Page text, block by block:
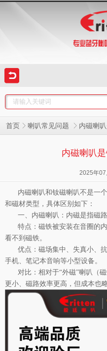
首页 喇叭常见问题 内磁喇
内磁喇叭
2025年
内磁喇叭和钕磁喇叭不是一
和磁材类型，具体区别如下：
一、内磁喇叭：内磁是指磁路
特点：磁铁被安装在音圈的
看不到磁铁。
优点：磁场集中、失真小、
手机、笔记本音响等小型设备。
对比：相对于“外磁”喇叭（
更小、磁路效率更高，但成本也